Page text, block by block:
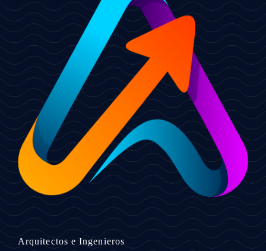
Arquitectos e Ingenieros